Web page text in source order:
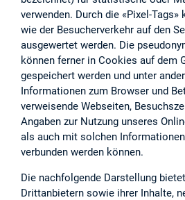
verwenden. Durch die «Pixel-
wie der Besucherverkehr auf den
ausgewertet werden. Die
können ferner in Cookies auf dem
gespeichert werden und unter
Informationen zum Browser und
verweisende Webseiten,
Angaben zur Nutzung unseres
als auch mit solchen
verbunden werden können.
Die nachfolgende Darstellung
Drittanbietern sowie ihrer Inhalte,